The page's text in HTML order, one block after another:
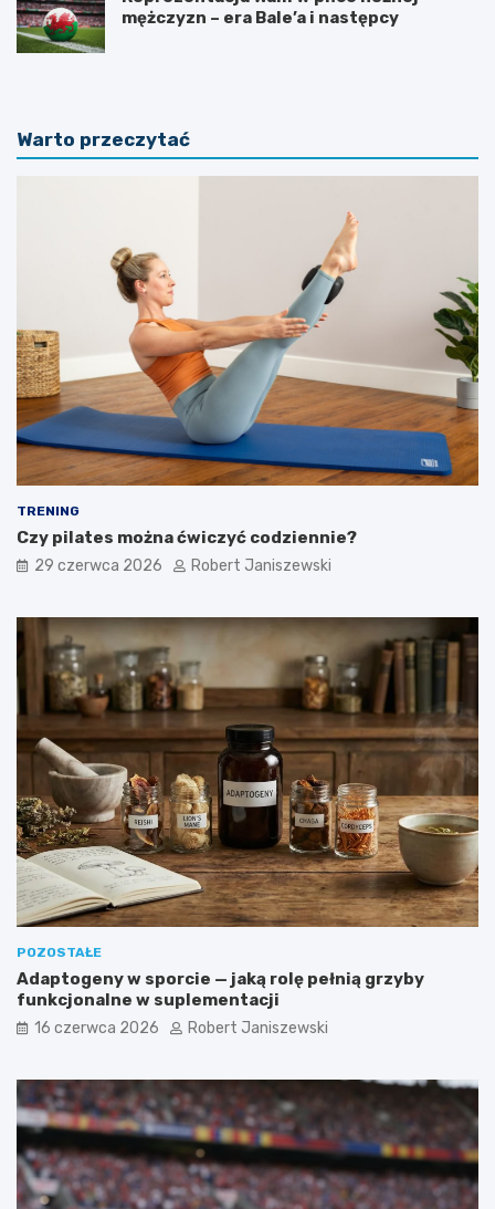
mężczyzn – era Bale’a i następcy
Warto przeczytać
TRENING
Czy pilates można ćwiczyć codziennie?
29 czerwca 2026 Robert Janiszewski
POZOSTAŁE
Adaptogeny w sporcie — jaką rolę pełnią grzyby
funkcjonalne w suplementacji
16 czerwca 2026 Robert Janiszewski